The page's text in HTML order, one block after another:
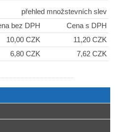
přehled množstevních slev
bez DPH
Cena s DPH
10,00 CZK
11,20 CZK
6,80 CZK 7,62 CZK